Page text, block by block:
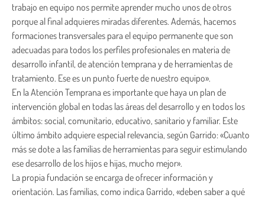
trabajo en equipo nos permite aprender mucho unos de otros
porque al final adquieres miradas diferentes. Además, hacemos
formaciones transversales para el equipo permanente que son
adecuadas para todos los perfiles profesionales en materia de
desarrollo infantil, de atención temprana y de herramientas de
tratamiento. Ese es un punto fuerte de nuestro equipo».
En la Atención Temprana es importante que haya un plan de
intervención global en todas las áreas del desarrollo y en todos los
ámbitos: social, comunitario, educativo, sanitario y familiar. Este
último ámbito adquiere especial relevancia, según Garrido: «Cuanto
más se dote a las familias de herramientas para seguir estimulando
ese desarrollo de los hijos e hijas, mucho mejor».
La propia fundación se encarga de ofrecer información y
orientación. Las familias, como indica Garrido, «deben saber a qué